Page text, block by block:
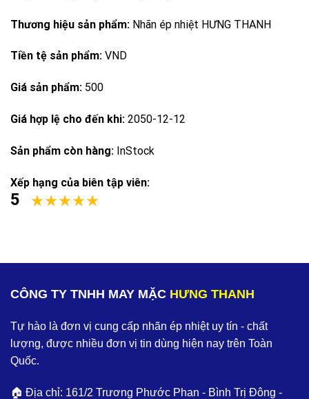
Thương hiệu sản phẩm: Nhãn ép nhiệt HƯNG THANH
Tiền tệ sản phẩm: VND
Giá sản phẩm: 500
Giá hợp lệ cho đến khi: 2050-12-12
Sản phẩm còn hàng: InStock
Xếp hạng của biên tập viên:
5
CÔNG TY TNHH MAY MẶC HƯNG THANH
Tự hào là đơn vị cung cấp nhãn ép nhiệt uy tín - chất
lượng, được nhiều đơn vị tin dùng hiện nay trên Toàn
Quốc.
🏠 Địa chỉ: 161/2 Trương Phước Phan - Bình Trị Đông -